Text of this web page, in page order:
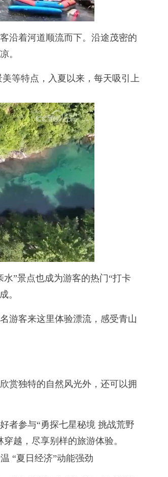
着河道顺流而下。沿途茂密的
。
等特点，入夏以来，每天吸引上
”景点也成为游客的热门“打卡
。
客来这里体验漂流，感受青山
独特的自然风光外，还可以拥
参与“勇探七星秘境 挑战荒野
越，尽享别样的旅游体验。